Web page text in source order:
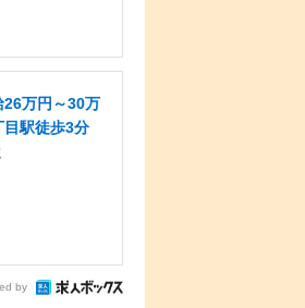
26万円～30万
目駅徒歩3分
by